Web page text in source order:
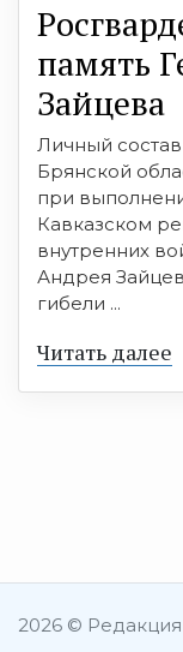
память
Зайцева
Личный
Брянской
при
Кавказском
внутренних
Андрея
гибели ...
Читать далее
2026 © Редакция